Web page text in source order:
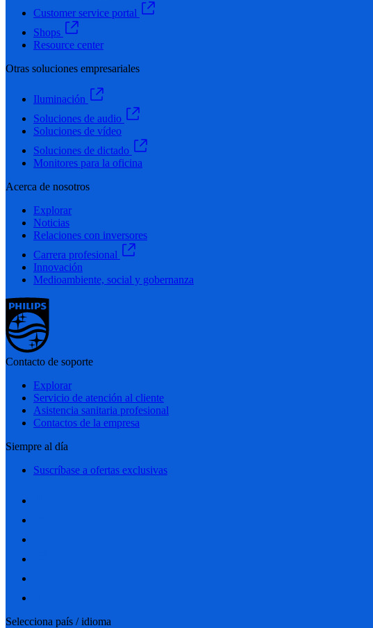
Customer service portal
Shops
Resource center
Otras soluciones empresariales
Iluminación
Soluciones de audio
Soluciones de vídeo
Soluciones de dictado
Monitores para la oficina
Acerca de nosotros
Explorar
Noticias
Relaciones con inversores
Carrera profesional
Innovación
Medioambiente, social y gobernanza
Contacto de soporte
Explorar
Servicio de atención al cliente
Asistencia sanitaria profesional
Contactos de la empresa
Siempre al día
Suscríbase a ofertas exclusivas
Selecciona país / idioma